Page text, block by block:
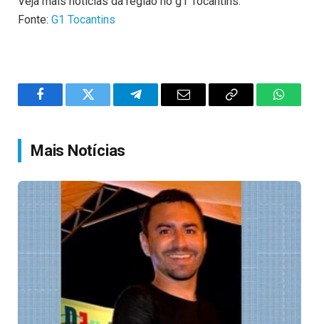
Fonte: G1 Tocantins
FacebookTwitter TelegramEmail
Copy
Mais Notícias